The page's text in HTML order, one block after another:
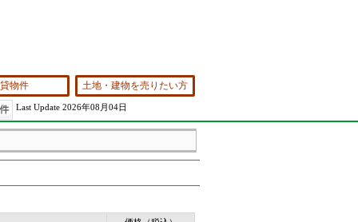
物件 土地・建物を売りたい方
Last Update 2026年08月04日